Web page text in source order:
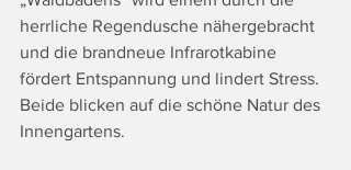
herrliche Regendusche nähergebracht
und die brandneue Infrarotkabine
fördert Entspannung und lindert Stress.
Beide blicken auf die schöne Natur des
Innengartens.